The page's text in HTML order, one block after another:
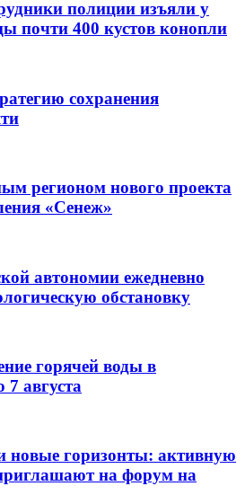
полиции изъяли у
почти 400 кустов конопли
сохранения
регионом нового проекта
«Сенеж»
автономии ежедневно
обстановку
горячей воды в
августа
новые горизонты: активную
на форум на